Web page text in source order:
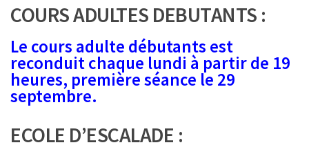
COURS ADULTES DEBUTANTS :
Le cours adulte débutants est
reconduit chaque lundi à partir de 19
heures, première séance le 29
septembre.
ECOLE D’ESCALADE :